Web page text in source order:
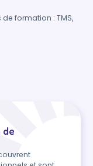
formation : TMS,
de